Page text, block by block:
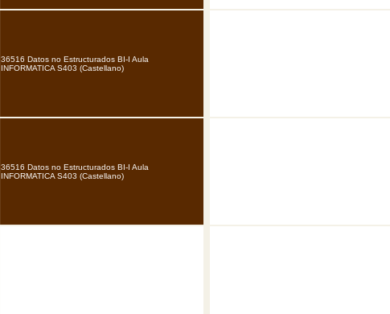
36516 Datos no Estructurados BI-I Aula
INFORMATICA S403 (Castellano)
36516 Datos no Estructurados BI-I Aula
INFORMATICA S403 (Castellano)